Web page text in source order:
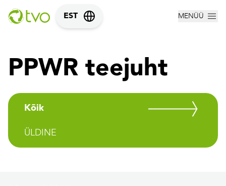
EST MENÜÜ
PPWR teejuht
Kõik
ÜLDINE